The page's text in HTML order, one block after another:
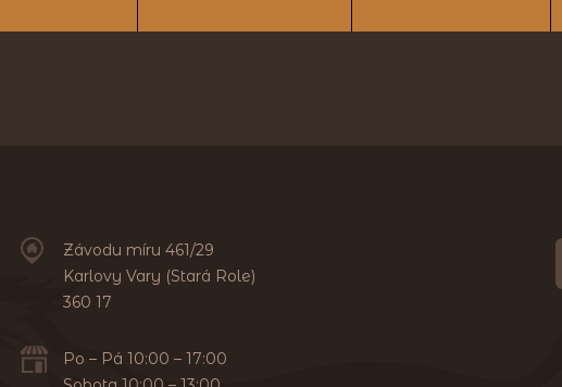
Závodu míru 461/29
Karlovy Vary (Stará Role)
360 17
Po – Pá 10:00 – 17:00